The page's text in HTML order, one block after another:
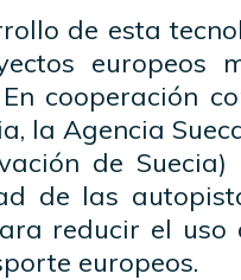
de esta
europeos
En cooperación
la Agencia
de
de las
reducir el uso
europeos.